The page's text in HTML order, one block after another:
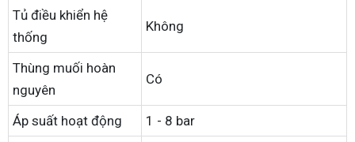
Tủ điều khiển hệ
thống
Không
Thùng muối hoàn
nguyên
Có
Áp suất hoạt động
1 - 8 bar